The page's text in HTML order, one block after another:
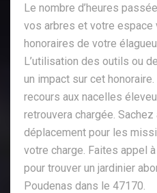
Le nombre d’heures
vos arbres et votre espace
honoraires de votre
L’utilisation des outils ou
un impact sur cet
recours aux nacelles
retrouvera chargée.
déplacement pour les
votre charge. Faites appel
pour trouver un jardinier
Poudenas dans le 47170.